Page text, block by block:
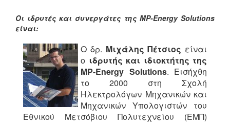
Οι ιδρυτές και συνεργάτες της MP-Energy Solutions
είναι:
Ο δρ. Μιχάλης Πέτσιος είναι
ο ιδρυτής και ιδιοκτήτης της
MP-Energy Solutions. Eισήχθη
το 2000 στη Σχολή
Ηλεκτρολόγων Μηχανικών και
Μηχανικών Υπολογιστών του
Εθνικού Μετσόβιου Πολυτεχνείου (ΕΜΠ)